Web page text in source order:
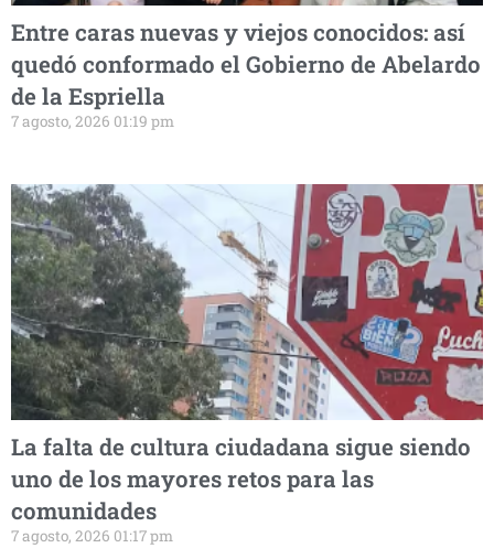
Entre caras nuevas y viejos conocidos: así
quedó conformado el Gobierno de Abelardo
de la Espriella
7 agosto, 2026 01:19 pm
La falta de cultura ciudadana sigue siendo
uno de los mayores retos para las
comunidades
7 agosto, 2026 01:17 pm